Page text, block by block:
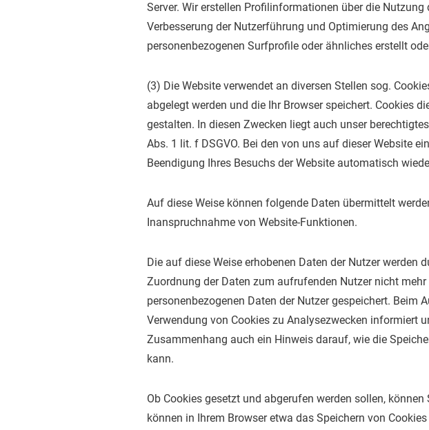
Server. Wir erstellen Profilinformationen über die
Verbesserung der Nutzerführung und Optimierung des
personenbezogenen Surfprofile oder ähnliches erstellt
(3) Die Website verwendet an diversen Stellen sog.
abgelegt werden und die Ihr Browser speichert. Cookies
gestalten. In diesen Zwecken liegt auch unser
Abs. 1 lit. f DSGVO. Bei den von uns auf dieser Website
Beendigung Ihres Besuchs der Website automatisch
Auf diese Weise können folgende Daten übermittelt
Inanspruchnahme von Website-Funktionen.
Die auf diese Weise erhobenen Daten der Nutzer
Zuordnung der Daten zum aufrufenden Nutzer nicht
personenbezogenen Daten der Nutzer gespeichert. Beim
Verwendung von Cookies zu Analysezwecken informiert
Zusammenhang auch ein Hinweis darauf, wie die
kann.
Ob Cookies gesetzt und abgerufen werden sollen,
können in Ihrem Browser etwa das Speichern von